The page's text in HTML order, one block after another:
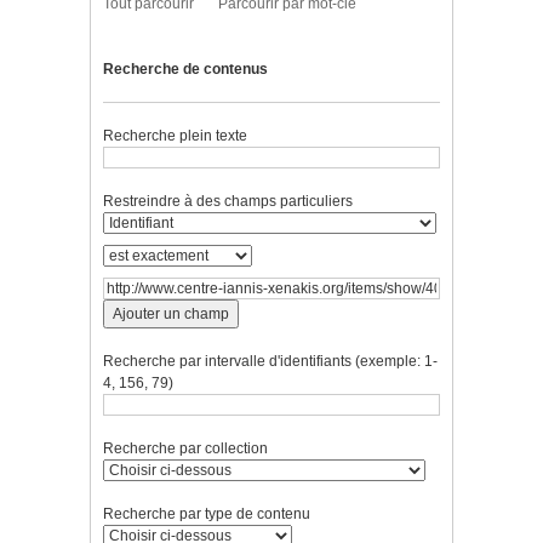
Tout parcourir Parcourir par mot-clé
Recherche de contenus
Recherche plein texte
Restreindre à des champs particuliers
Ajouter un champ
Recherche par intervalle d'identifiants (exemple: 1-
4, 156, 79)
Recherche par collection
Recherche par type de contenu